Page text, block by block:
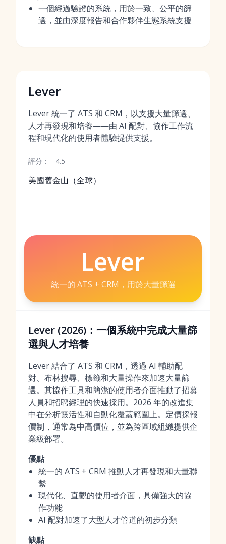
一個經過驗證的系統，用於一致、公平的篩
選，並由深度報告和合作夥伴生態系統支援
Lever
Lever 統一了 ATS 和 CRM，以支援大量篩選、
人才再發現和培養——由 AI 配對、協作工作流
程和現代化的使用者體驗提供支援。
評分： 4.5
美國舊金山（全球）
Lever
統一的 ATS + CRM，用於大量篩選
Lever (2026)：一個系統中完成大量篩
選與人才培養
Lever 結合了 ATS 和 CRM，透過 AI 輔助配
對、布林搜尋、標籤和大量操作來加速大量篩
選。其協作工具和簡潔的使用者介面推動了招募
人員和招聘經理的快速採用。2026 年的改進集
中在分析靈活性和自動化覆蓋範圍上。定價採報
價制，通常為中高價位，並為跨區域組織提供企
業級部署。
優點
統一的 ATS + CRM 推動人才再發現和大量聯
繫
現代化、直觀的使用者介面，具備強大的協
作功能
AI 配對加速了大型人才管道的初步分類
缺點